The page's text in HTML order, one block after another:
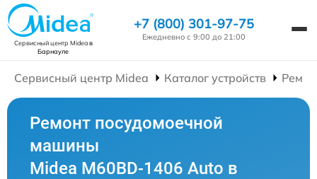
Сервисный центр Mideaв
Барнауле
+7 (800) 301-97-75
Ежедневно с 9:00 до 21:00
Сервисный центр Midea Каталог устройств
Ремонт посудомоечной
машины
Midea M60BD-1406 Auto в